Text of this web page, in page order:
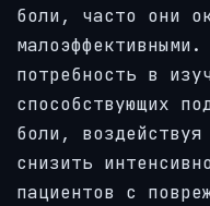
боли, часто они
потребность в
способствующих
боли,
снизить
пациентов с